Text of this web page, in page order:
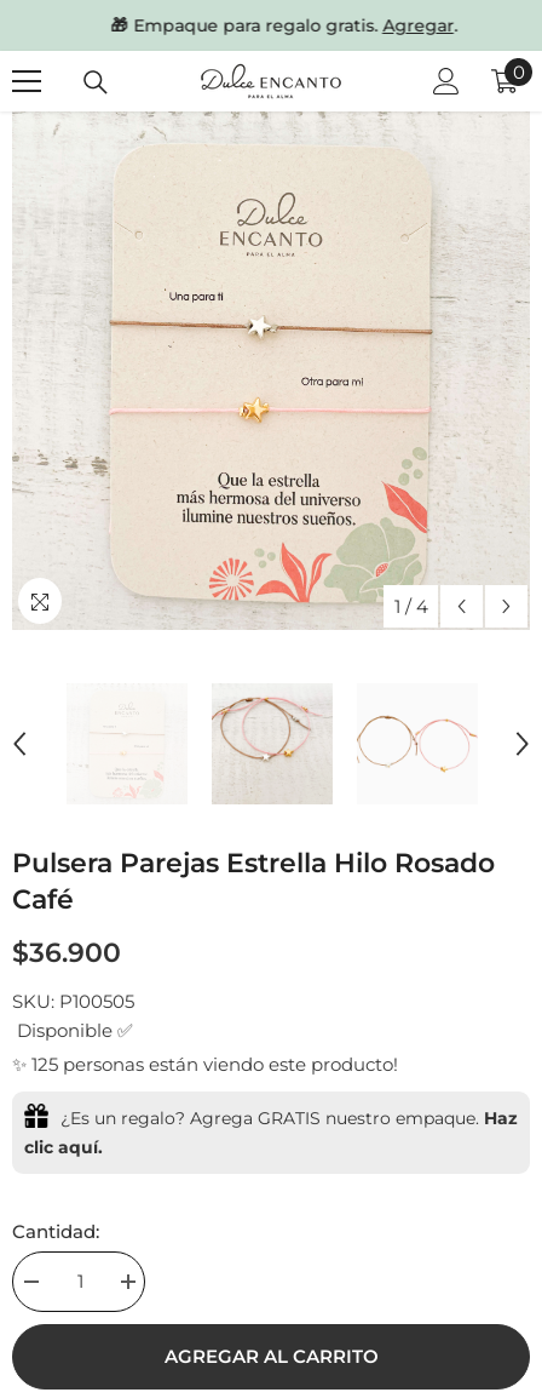
SKIP TO CONTENT
🎁 Empaque para regalo gratis.Agregar.
00
1 / 4
Pulsera Parejas Estrella Hilo Rosado
Café
$36.900
SKU: P100505
Disponible ✅
✨ 125 personas están viendo este producto!
¿Es un regalo? Agrega GRATIS nuestro empaque. Haz
clic aquí.
Cantidad:
Decrease
quantity
for
Estrella
Increase
quantity
for
ParejasAGREGAR AL CARRITO